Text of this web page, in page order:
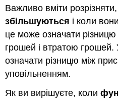
Збільшення
зменшення
функцій
Приклади
Приклад
1
2
Важливо вміти
збільшуються і коли
це може означати
грошей і втратою грошей.
означати різницю між
уповільненням.
Як ви вирішуєте, коли